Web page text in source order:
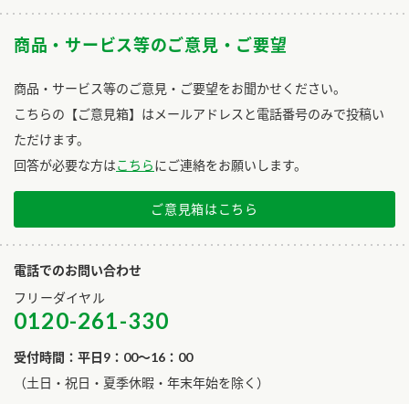
商品・サービス等のご意見・ご要望
商品・サービス等のご意見・ご要望をお聞かせください。
こちらの【ご意見箱】はメールアドレスと電話番号のみで投稿い
ただけます。
回答が必要な方はこちらにご連絡をお願いします。
ご意見箱はこちら
電話でのお問い合わせ
フリーダイヤル
0120-261-330
受付時間：平日9：00～16：00
​（土日・祝日・夏季休暇・年末年始を除く）